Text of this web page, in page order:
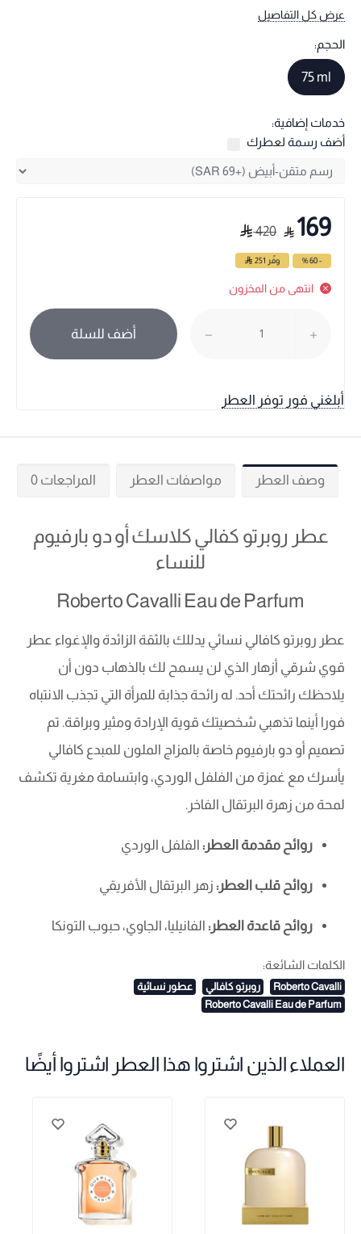
عرض كل التفاصيل
الحجم:
75 ml
خدمات إضافية:
أضف رسمة لعطرك
169
420
- 60 % وفّر 251
انتهى من المخزون
أضف للسلة
أبلغني فور توفر العطر
وصف العطر مواصفات العطر المراجعات 0
عطر روبرتو كفالي كلاسك أو دو بارفيوم
للنساء
Roberto Cavalli Eau de Parfum
عطر روبرتو كافالي نسائي يدللك بالثقة الزائدة والإغواء عطر
قوي شرقي أزهار الذي لن يسمح لك بالذهاب دون أن
يلاحظك رائحتك أحد. له رائحة جذابة للمرأة التي تجذب الانتباه
فورا أينما تذهبي شخصيتك قوية الإرادة ومثير وبراقة. تم
تصميم أو دو بارفيوم خاصة بالمزاج الملون للمبدع كافالي
يأسرك مع غمزة من الفلفل الوردي، وابتسامة مغرية تكشف
لمحة من زهرة البرتقال الفاخر.
روائح مقدمة العطر: الفلفل الوردي
روائح قلب العطر: زهر البرتقال الأفريقي
روائح قاعدة العطر: الفانيليا، الجاوي، حبوب التونكا
الكلمات الشائعة:
Roberto Cavalli روبرتو كافالي
عطور نسائية
Roberto Cavalli Eau de Parfum
العملاء الذين اشتروا هذا العطر اشتروا أيضًا